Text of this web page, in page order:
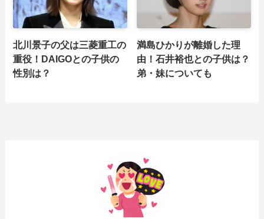
北川景子の父は三菱重工の
重役！DAIGOとの子供の
性別は？
満島ひかりが離婚した理
由！石井裕也との子供は？
弟・妹についても